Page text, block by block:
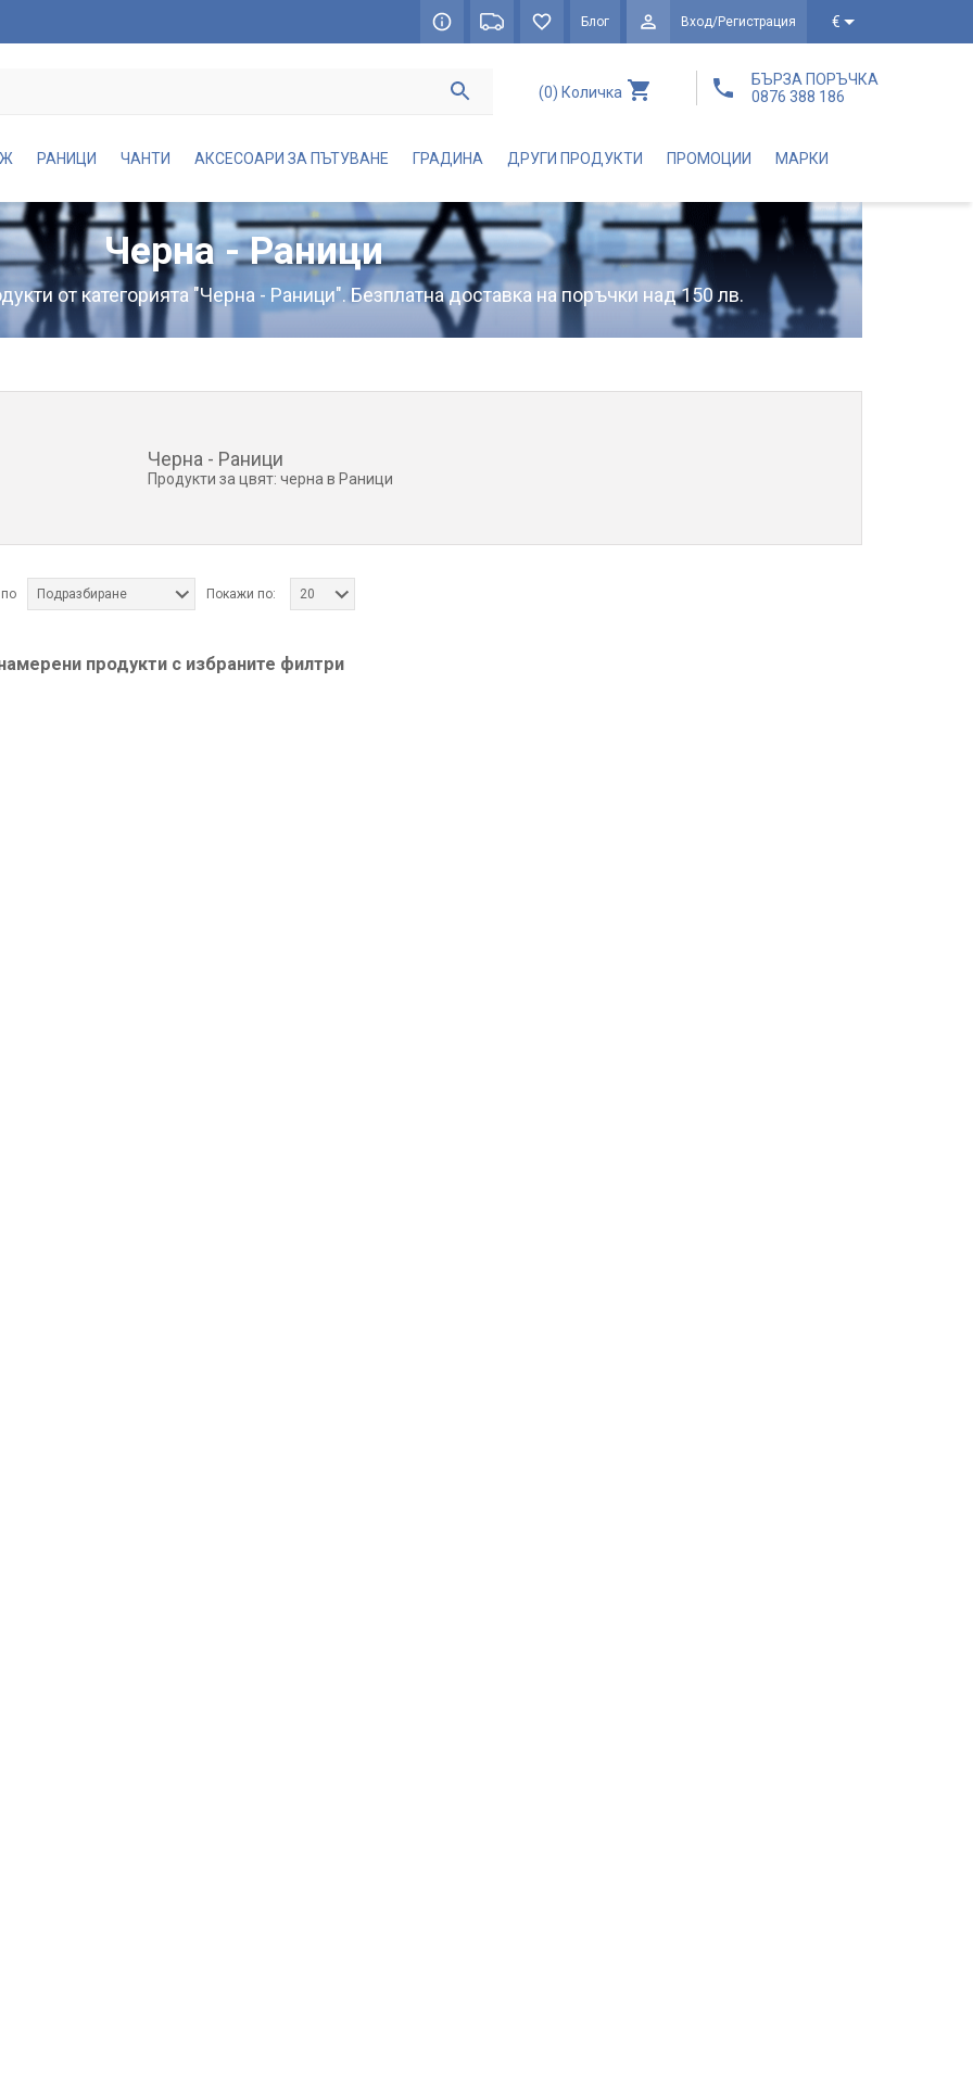
Блог Вход/Регистрация €
(0) Количка
БЪРЗА ПОРЪЧКА
0876 388 186
РАНИЦИ ЧАНТИ АКСЕСОАРИ ЗА ПЪТУВАНЕ ГРАДИНА ДРУГИ ПРОДУКТИ ПРОМОЦИИ МАРКИ
Черна - Раници
от категорията "Черна - Раници". Безплатна доставка на поръчки над 150 лв.
Черна - Раници
Продукти за цвят: черна в Раници
Подразбиране Покажи по: 20
продукти с избраните филтри